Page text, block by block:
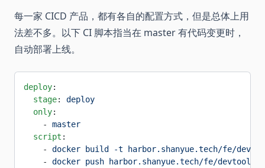
每一家 CICD 产品，都有各自的配置方式，但是总体上用
法差不多。以下 CI 脚本指当在 master 有代码变更时，
自动部署上线。
deploy:
  stage
: deploy
  only
:
    -
master
  script
:
    -
docker build -t harbor.shanyue.tech/fe/
    -
docker push harbor.shanyue.tech/fe/devtools-